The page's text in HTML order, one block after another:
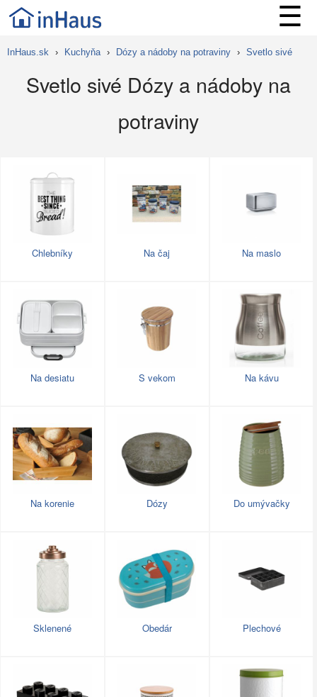
☰
InHaus.sk › Kuchyňa › Dózy a nádoby na potraviny › Svetlo sivé
Svetlo sivé Dózy a nádoby na
potraviny
Chlebníky Na čaj Na maslo
Na desiatu S vekom Na kávu
Na korenie Dózy Do umývačky
Sklenené Obedár Plechové